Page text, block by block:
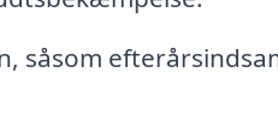
såsom